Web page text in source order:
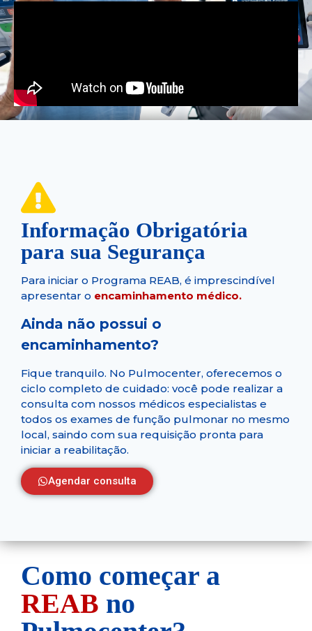
Informação Obrigatória
para sua Segurança
Para iniciar o Programa REAB, é imprescindível
apresentar o encaminhamento médico.
Ainda não possui o
encaminhamento?
Fique tranquilo. No Pulmocenter, oferecemos o
ciclo completo de cuidado: você pode realizar a
consulta com nossos médicos especialistas e
todos os exames de função pulmonar no mesmo
local, saindo com sua requisição pronta para
iniciar a reabilitação.
Agendar consulta
Como começar a
REAB no